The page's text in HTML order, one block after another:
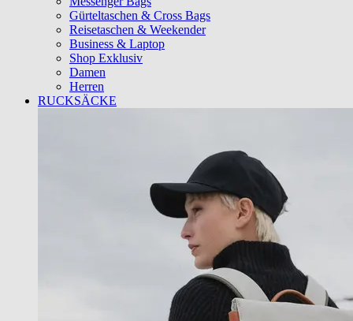
Gürteltaschen & Cross Bags
Reisetaschen & Weekender
Business & Laptop
Shop Exklusiv
Damen
Herren
RUCKSÄCKE